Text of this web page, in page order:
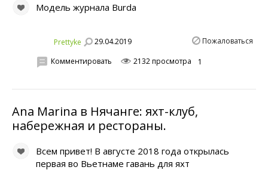
Модель журнала Burda
Prettyke 29.04.2019 Пожаловаться
Комментировать 2132 просмотра 1
Ana Marina в Нячанге: яхт-клуб,
набережная и рестораны.
Всем привет! В августе 2018 года открылась
первая во Вьетнаме гавань для яхт